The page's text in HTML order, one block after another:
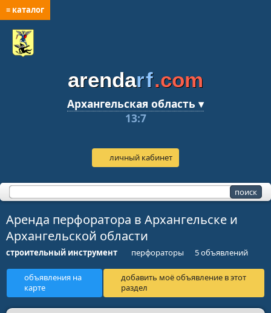
≡ каталог
arendarf.com
Архангельская область ▾
13:7
личный кабинет
Аренда перфоратора в Архангельске и
Архангельской области
строительный инструмент перфораторы 5 объявлений
объявления на
карте
добавить моё объявление в этот
раздел